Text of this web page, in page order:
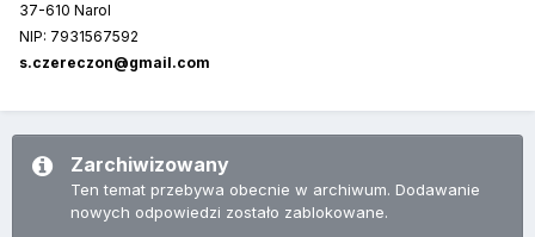
37-610 Narol
NIP: 7931567592
s.czereczon@gmail.com
Zarchiwizowany
Ten temat przebywa obecnie w archiwum. Dodawanie
nowych odpowiedzi zostało zablokowane.